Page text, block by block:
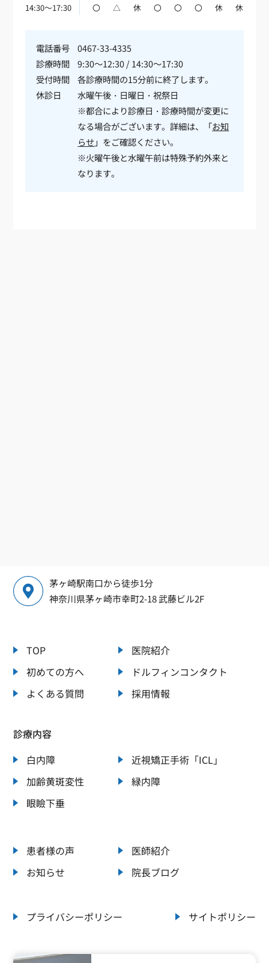
14:30～17:30
〇 △ 休 〇 〇 〇 休 休
電話番号
0467-33-4335
診療時間
9:30～12:30 / 14:30～17:30
受付時間
各診療時間の15分前に終了します。
休診日
水曜午後・日曜日・祝祭日
※都合により診療日・診療時間が変更に
なる場合がございます。詳細は、「お知
らせ」をご確認ください。
※火曜午後と水曜午前は特殊予約外来と
なります。
茅ヶ崎駅南口から徒歩1分
神奈川県茅ヶ崎市幸町2-18 武藤ビル2F
TOP
初めての方へ
よくある質問
診療内容
白内障
近視矯正手術「ICL」
加齢黄斑変性
緑内障
眼瞼下垂
患者様の声
医師紹介
お知らせ
院長ブログ
医院紹介
ドルフィンコンタクト
採用情報
プライバシーポリシー サイトポリシー